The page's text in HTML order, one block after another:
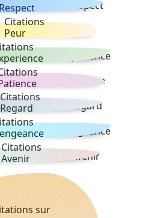
Respect
Citations
Peur
Citations
Regard
Citations
Avenir
sur